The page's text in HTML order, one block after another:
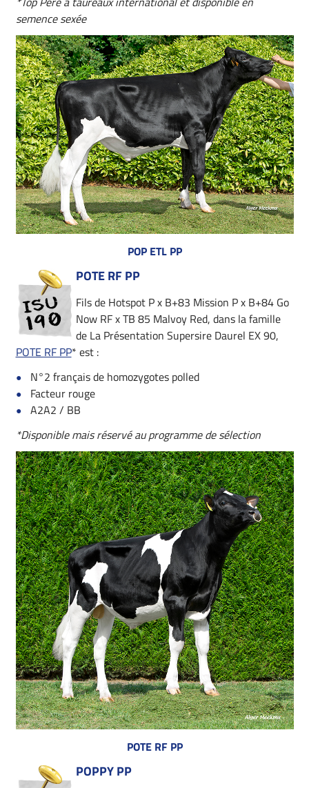
semence sexée
POP ETL PP
POTE RF PP
Fils de Hotspot P x B+83 Mission P x B+84 Go
Now RF x TB 85 Malvoy Red, dans la famille
de La Présentation Supersire Daurel EX 90,
POTE RF PP* est :
N°2 français de homozygotes polled
Facteur rouge
A2A2 / BB
*Disponible mais réservé au programme de sélection
POTE RF PP
POPPY PP